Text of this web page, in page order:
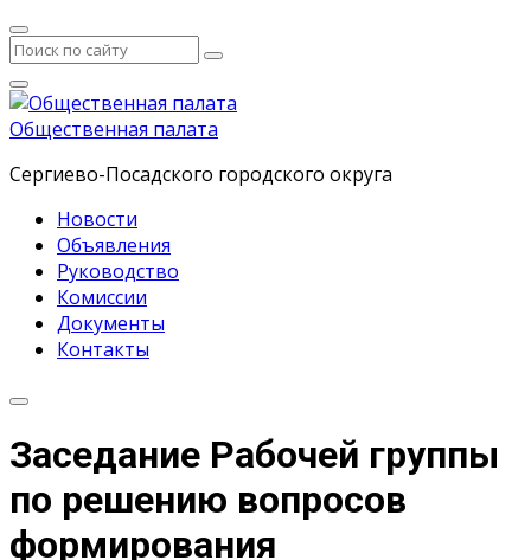
Общественная палата
Сергиево-Посадского городского округа
Новости
Объявления
Руководство
Комиссии
Документы
Контакты
Заседание Рабочей группы
по решению вопросов
формирования